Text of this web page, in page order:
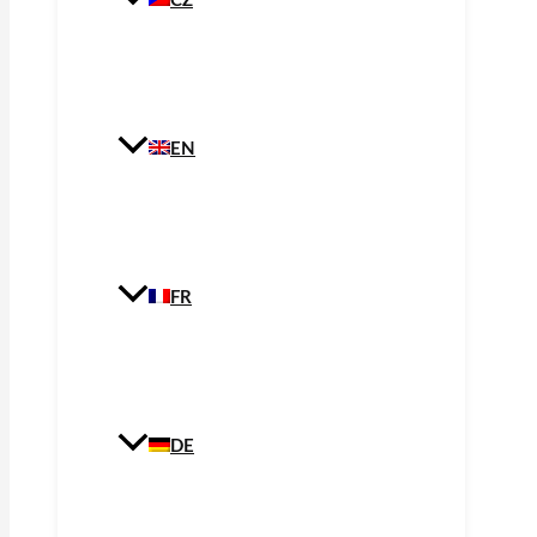
EN
FR
DE